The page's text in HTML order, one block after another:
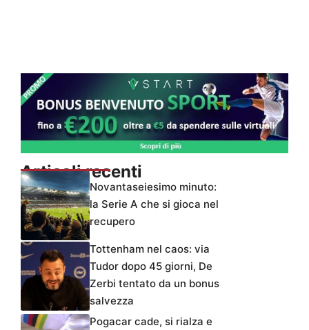
Articoli recenti
Novantaseiesimo minuto:
la Serie A che si gioca nel
recupero
Tottenham nel caos: via
Tudor dopo 45 giorni, De
Zerbi tentato da un bonus
salvezza
Pogacar cade, si rialza e